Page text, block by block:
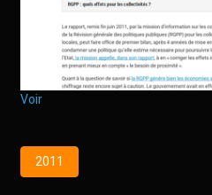
Voir
2011